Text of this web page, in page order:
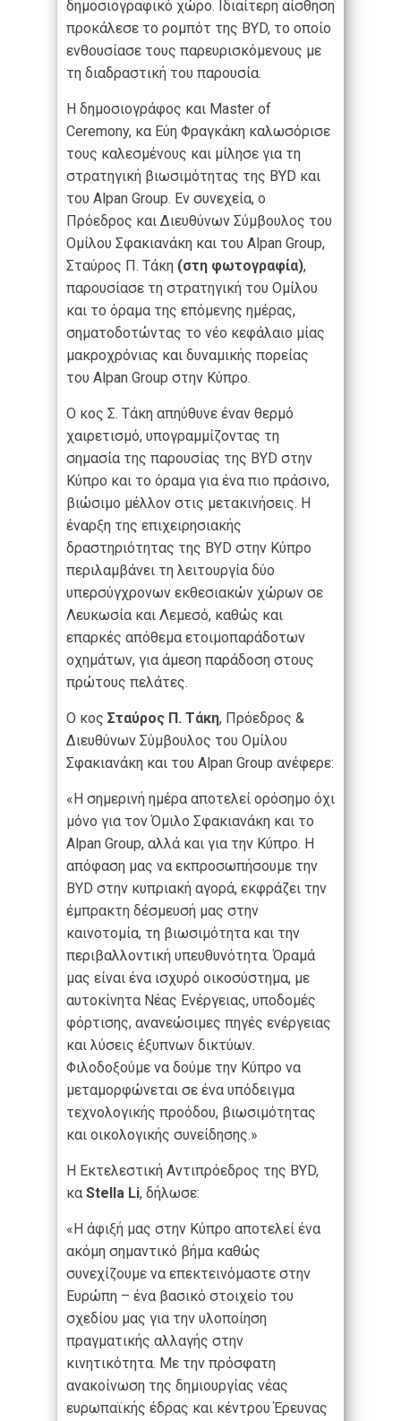
δημοσιογραφικό χώρο. Ιδιαίτερη αίσθηση
προκάλεσε το ρομπότ της BYD, το οποίο
ενθουσίασε τους παρευρισκόμενους με
τη διαδραστική του παρουσία.
Η δημοσιογράφος και Master of
Ceremony, κα Εύη Φραγκάκη καλωσόρισε
τους καλεσμένους και μίλησε για τη
στρατηγική βιωσιμότητας της ΒΥD και
του Alpan Group. Εν συνεχεία, ο
Πρόεδρος και Διευθύνων Σύμβουλος του
Ομίλου Σφακιανάκη και του Alpan Group,
Σταύρος Π. Τάκη (στη φωτογραφία),
παρουσίασε τη στρατηγική του Ομίλου
και το όραμα της επόμενης ημέρας,
σηματοδοτώντας το νέο κεφάλαιο μίας
μακροχρόνιας και δυναμικής πορείας
του Alpan Group στην Κύπρο.
Ο κος Σ. Τάκη απηύθυνε έναν θερμό
χαιρετισμό, υπογραμμίζοντας τη
σημασία της παρουσίας της BYD στην
Κύπρο και το όραμα για ένα πιο πράσινο,
βιώσιμο μέλλον στις μετακινήσεις. Η
έναρξη της επιχειρησιακής
δραστηριότητας της BYD στην Κύπρο
περιλαμβάνει τη λειτουργία δύο
υπερσύγχρονων εκθεσιακών χώρων σε
Λευκωσία και Λεμεσό, καθώς και
επαρκές απόθεμα ετοιμοπαράδοτων
οχημάτων, για άμεση παράδοση στους
πρώτους πελάτες.
Ο κος Σταύρος Π. Τάκη, Πρόεδρος &
Διευθύνων Σύμβουλος του Ομίλου
Σφακιανάκη και του Alpan Group ανέφερε:
«Η σημερινή ημέρα αποτελεί ορόσημο όχι
μόνο για τον Όμιλο Σφακιανάκη και το
Alpan Group, αλλά και για την Κύπρο. Η
απόφαση μας να εκπροσωπήσουμε την
BYD στην κυπριακή αγορά, εκφράζει την
έμπρακτη δέσμευσή μας στην
καινοτομία, τη βιωσιμότητα και την
περιβαλλοντική υπευθυνότητα. Όραμά
μας είναι ένα ισχυρό οικοσύστημα, με
αυτοκίνητα Νέας Ενέργειας, υποδομές
φόρτισης, ανανεώσιμες πηγές ενέργειας
και λύσεις έξυπνων δικτύων.
Φιλοδοξούμε να δούμε την Κύπρο να
μεταμορφώνεται σε ένα υπόδειγμα
τεχνολογικής προόδου, βιωσιμότητας
και οικολογικής συνείδησης.»
Η Εκτελεστική Αντιπρόεδρος της BYD,
κα Stella Li, δήλωσε:
«Η άφιξή μας στην Κύπρο αποτελεί ένα
ακόμη σημαντικό βήμα καθώς
συνεχίζουμε να επεκτεινόμαστε στην
Ευρώπη – ένα βασικό στοιχείο του
σχεδίου μας για την υλοποίηση
πραγματικής αλλαγής στην
κινητικότητα. Με την πρόσφατη
ανακοίνωση της δημιουργίας νέας
ευρωπαϊκής έδρας και κέντρου Έρευνας